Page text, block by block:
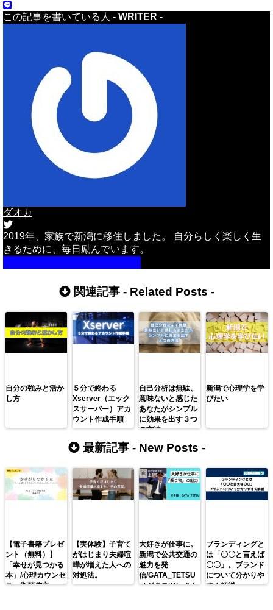
この記事を書いている人 - WRITER -
ダオカ
2019年、家族で新潟に移住しました。 自分らしく楽しく生
きるために、毎日励んでいます。
関連記事 - Related Posts -
自分の強みと活か
し方
５分で終わる
Xserver（エック
スサーバー）アカ
ウント作成手順
自己分析は無駄、
意味ないと感じた
あなたがシンプル
に効果を出す３つ
の方法
新潟で心理学を学
びたい
最新記事 - New Posts -
【電子書籍プレゼ
ント（無料）】
「幸せが見つかる
本」/心理カウンセ
ラー衛藤信之
【実体験】子育て
がはじまり夫婦喧
嘩が増えた人への
対処法。
大好きが仕事に。
新潟で公共交通の
魅力を発
信/GATA_TETSU
（ガタテツ）さん
ブランディングと
は「〇〇と言えば
〇〇」。ブランド
について分かりや
すく解説。